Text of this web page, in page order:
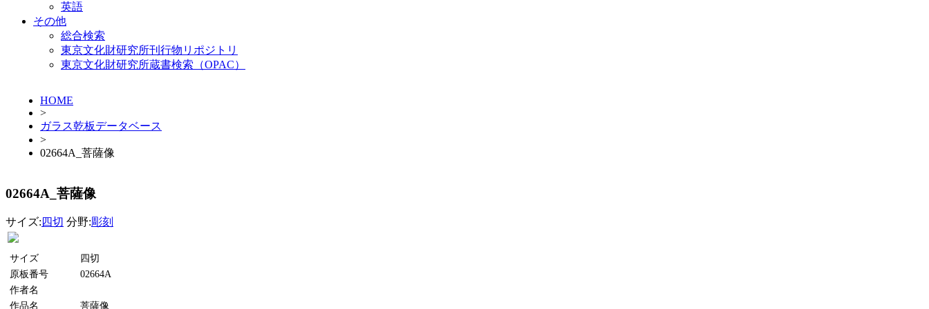
英語
その他
総合検索
東京文化財研究所刊行物リポジトリ
東京文化財研究所蔵書検索（OPAC）
HOME
>
ガラス乾板データベース
>
02664A_菩薩像
02664A_菩薩像
サイズ: 四切 分野:彫刻
サイズ
四切
原板番号
02664A
作者名
作品名
菩薩像